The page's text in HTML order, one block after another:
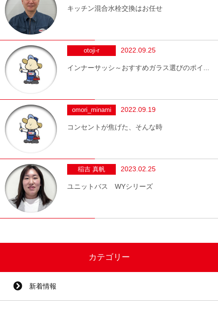
キッチン混合水栓交換はお任せ
otoji-r 2022.09.25
インナーサッシ～おすすめガラス選びのポイ...
omori_minami 2022.09.19
コンセントが焦げた、そんな時
稲吉 真帆 2023.02.25
ユニットバス WYシリーズ
カテゴリー
新着情報